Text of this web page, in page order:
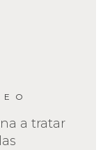
a tratar